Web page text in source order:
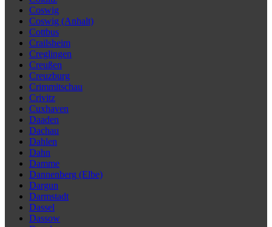
Coswig
Coswig (Anhalt)
Cottbus
Crailsheim
Creglingen
Creußen
Creuzburg
Crimmitschau
Crivitz
Cuxhaven
Daaden
Dachau
Dahlen
Dahn
Damme
Dannenberg (Elbe)
Dargun
Darmstadt
Dassel
Dassow